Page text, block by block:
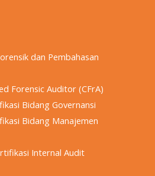
dan Pembahasan
Forensic Auditor (CFrA)
Bidang Governansi
Bidang Manajemen
Internal Audit